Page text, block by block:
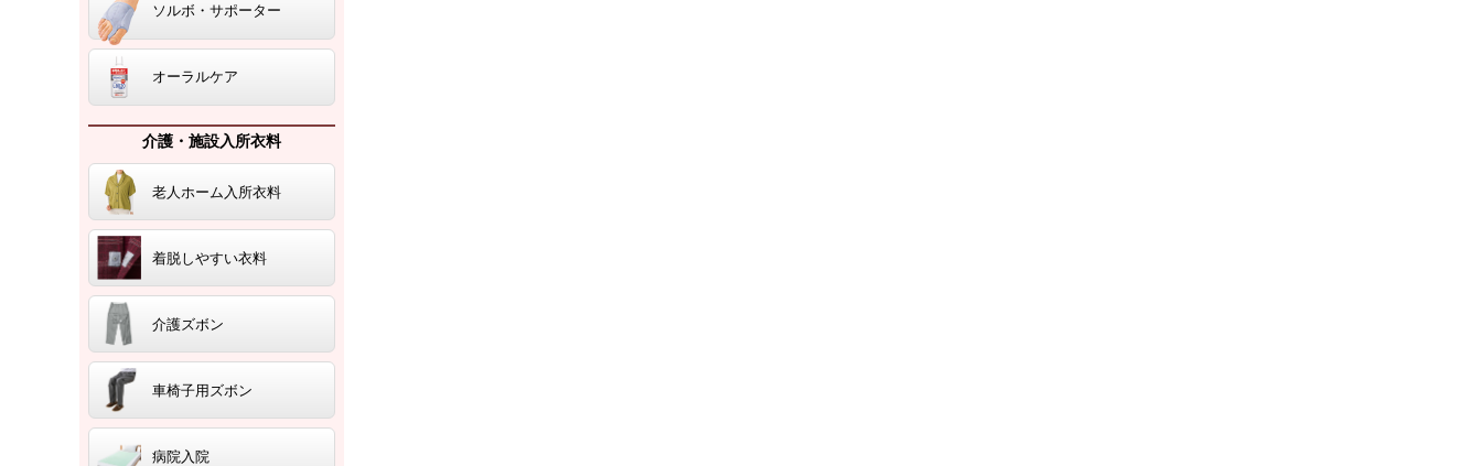
ソルボ・サポーター
オーラルケア
介護・施設入所衣料
老人ホーム入所衣料
着脱しやすい衣料
介護ズボン
車椅子用ズボン
病院入院